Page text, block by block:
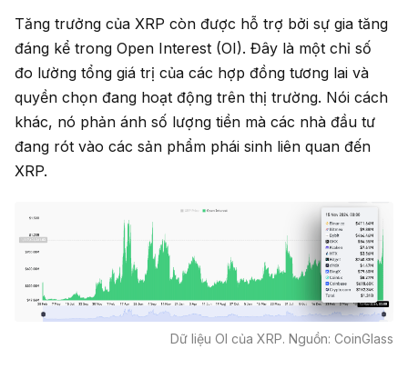
Tăng trưởng của XRP còn được hỗ trợ bởi sự gia tăng
đáng kể trong Open Interest (OI). Đây là một chỉ số
đo lường tổng giá trị của các hợp đồng tương lai và
quyền chọn đang hoạt động trên thị trường. Nói cách
khác, nó phản ánh số lượng tiền mà các nhà đầu tư
đang rót vào các sản phẩm phái sinh liên quan đến
XRP.
Dữ liệu OI của XRP. Nguồn: CoinGlass